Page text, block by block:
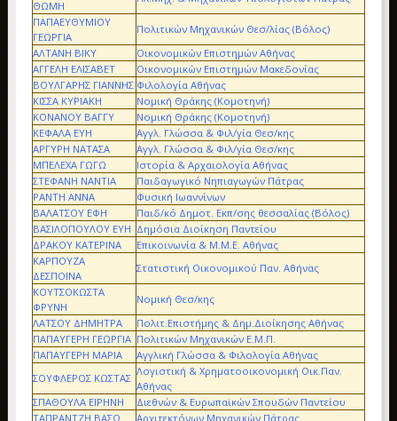
ΘΩΜΗ
ΠΑΠΑΕΥΘΥΜΙΟΥ
ΓΕΩΡΓΙΑ
Πολιτικών Μηχανικών Θεσ/λίας (Βόλος)
ΑΛΤΑΝΗ ΒΙΚΥ
Οικονομικών Επιστημών Αθήνας
ΑΓΓΕΛΗ ΕΛΙΣΑΒΕΤ
Οικονομικών Επιστημών Μακεδονίας
ΒΟΥΛΓΑΡΗΣ ΓΙΑΝΝΗΣ Φιλολογία Αθήνας
ΚΙΣΣΑ ΚΥΡΙΑΚΗ
Νομική Θράκης (Κομοτηνή)
ΚΟΝΑΝΟΥ ΒΑΓΓΥ
Νομική Θράκης (Κομοτηνή)
ΚΕΦΑΛΑ ΕΥΗ
Αγγλ. Γλώσσα & Φιλ/γία Θεσ/κης
ΑΡΓΥΡΗ ΝΑΤΑΣΑ
Αγγλ. Γλώσσα & Φιλ/γία Θεσ/κης
ΜΠΕΛΕΧΑ ΓΩΓΩ
Ιστορία & Αρχαιολογία Αθήνας
ΣΤΕΦΑΝΗ ΝΑΝΤΙΑ
Παιδαγωγικό Νηπιαγωγών Πάτρας
ΡΑΝΤΗ ΑΝΝΑ
Φυσική Ιωαννίνων
ΒΑΛΑΤΣΟΥ ΕΦΗ
Παιδ/κό Δημοτ. Εκπ/σης θεσσαλίας (Βόλος)
ΒΑΣΙΛΟΠΟΥΛΟΥ ΕΥΗ Δημόσια Διοίκηση Παντείου
ΔΡΑΚΟΥ ΚΑΤΕΡΙΝΑ
Επικοινωνία & Μ.Μ.Ε. Αθήνας
ΚΑΡΠΟΥΖΑ
ΔΕΣΠΟΙΝΑ
Στατιστική Οικονομικού Παν. Αθήνας
ΚΟΥΤΣΟΚΩΣΤΑ
ΦΡΥΝΗ
Νομική Θεσ/κης
ΛΑΤΣΟΥ ΔΗΜΗΤΡΑ
Πολιτ.Επιστήμης & Δημ.Διοίκησης Αθήνας
ΠΑΠΑΥΓΕΡΗ ΓΕΩΡΓΙΑ Πολιτικών Μηχανικών Ε.Μ.Π.
ΠΑΠΑΥΓΕΡΗ ΜΑΡΙΑ
Αγγλική Γλώσσα & Φιλολογία Αθήνας
ΣΟΥΦΛΕΡΟΣ ΚΩΣΤΑΣ
Λογιστική & Χρηματοοικονομική Οικ.Παν.
Αθήνας
ΣΠΑΘΟΥΛΑ ΕΙΡΗΝΗ
Διεθνών & Ευρωπαϊκών Σπουδών Παντείου
ΤΑΠΡΑΝΤΖΗ ΒΑΣΩ
Αρχιτεκτόνων Μηχανικών Πάτρας